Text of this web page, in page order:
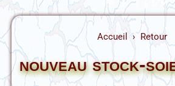
Accueil Retour
nouveau stock-